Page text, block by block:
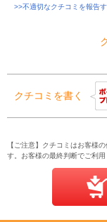
>>不適切なクチコミを報告
クチコミを書く
【ご注意】クチコミはお客様
す。お客様の最終判断でご利